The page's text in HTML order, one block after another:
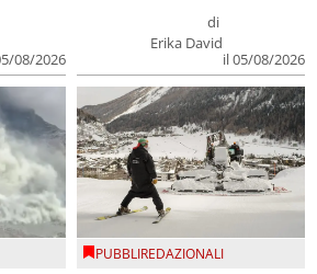
08/2026
di
Erika David
il 05/08/2026
PUBBLIREDAZIONALI